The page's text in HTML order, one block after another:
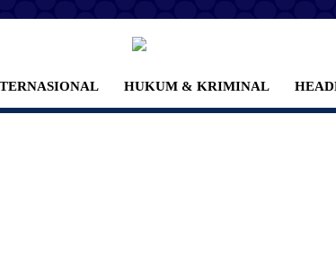
HUKUM & KRIMINAL